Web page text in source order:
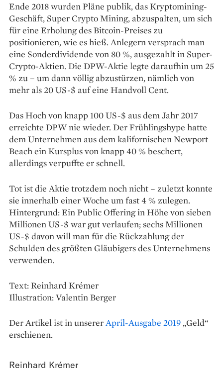
Ende 2018 wurden Pläne publik, das Kryptomining-
Geschäft, ­Super Crypto Mining, abzuspalten, um sich
für eine Erholung des Bitcoin-Preises zu
positionieren, wie es hieß. Anlegern versprach man
eine Sonderdividende von 80 %, ausgezahlt in Super-
Crypto-­Aktien. Die DPW-Aktie legte daraufhin um 25
% zu – um dann völlig abzustürzen, nämlich von
mehr als 20 US-$ auf eine Handvoll Cent.
Das Hoch von knapp 100 US-$ aus dem Jahr 2017
erreichte DPW nie wieder. Der Frühlingshype hatte
dem Unternehmen aus dem kalifornischen Newport
Beach ein Kursplus von knapp 40 % beschert,
allerdings verpuffte er schnell.
Tot ist die Aktie trotzdem noch nicht – zuletzt konnte
sie innerhalb einer Woche um fast 4 % zulegen.
Hintergrund: Ein Public ­Offering in Höhe von sieben
Millionen US-$ war gut verlaufen; sechs Millionen
US-$ davon will man für die Rückzahlung der
Schulden des größten Gläubigers des Unternehmens
verwenden.
Text: Reinhard Krémer
Illustration: Valentin Berger
Der Artikel ist in unsererApril-Ausgabe 2019 „Geld“
erschienen.
Reinhard Krémer